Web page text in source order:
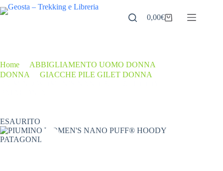
Salta
al
Carrello
0,00€
Home ABBIGLIAMENTO UOMO DONNA
DONNA
GIACCHE PILE GILET DONNA
ESAURITO